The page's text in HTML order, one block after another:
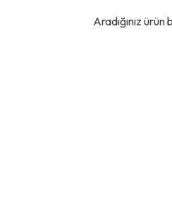
Aradığınız ürün